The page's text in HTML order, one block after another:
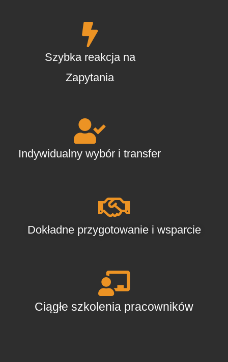
Szybka reakcja na
Zapytania
Indywidualny wybór i transfer
Dokładne przygotowanie i wsparcie
Ciągłe szkolenia pracowników